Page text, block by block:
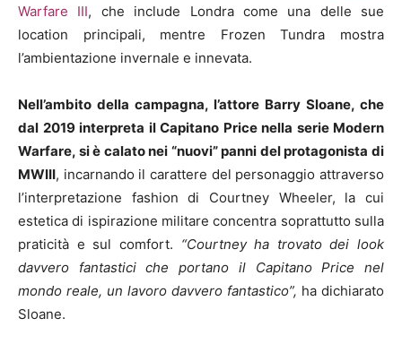
Warfare III, che include Londra come una delle sue
location principali, mentre Frozen Tundra mostra
l’ambientazione invernale e innevata.
Nell’ambito della campagna, l’attore Barry Sloane, che
dal 2019 interpreta il Capitano Price nella serie Modern
Warfare, si è calato nei “nuovi” panni del protagonista di
MWIII, incarnando il carattere del personaggio attraverso
l’interpretazione fashion di Courtney Wheeler, la cui
estetica di ispirazione militare concentra soprattutto sulla
praticità e sul comfort. “Courtney ha trovato dei look
davvero fantastici che portano il Capitano Price nel
mondo reale, un lavoro davvero fantastico”, ha dichiarato
Sloane.